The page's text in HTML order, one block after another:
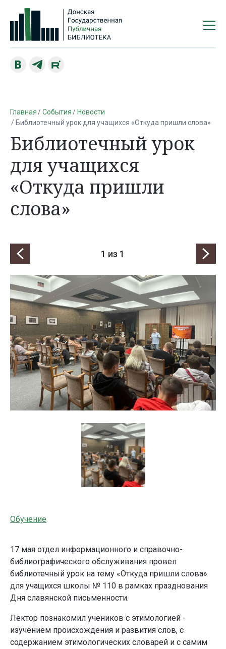
Главная События
Новости
Библиотечный урок для учащихся «Откуда пришли слова»
Библиотечный урок
для учащихся
«Откуда пришли
слова»
1 из 1
Обучение
17 мая отдел информационного и справочно-
библиографического обслуживания провел
библиотечный урок на тему «Откуда пришли слова»
для учащихся школы № 110 в рамках празднования
Дня славянской письменности.
Лектор познакомил учеников с этимологией -
изучением происхождения и развития слов, с
содержанием этимологических словарей и с самим